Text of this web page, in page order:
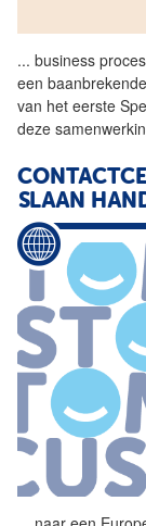
... business
een
van het eerste
deze
SLAAN